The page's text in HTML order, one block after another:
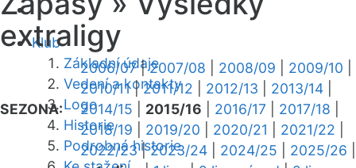
Klub
Základní údaje
Vedení a kontakty
Logo
Historie
Podrobná historie
extraligy
SEZONA:
2006/07|2007/08 2008/09 2009/10
2010/11|2011/12 2012/13 2013/14
2014/15
2015/16 2016/17 2017/18
2018/19
2019/20 2020/21 2021/22
2022/23|2023/24 2024/25 2025/26